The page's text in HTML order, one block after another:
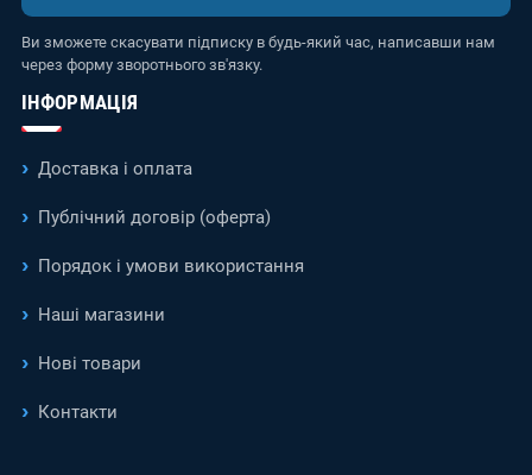
Ви зможете скасувати підписку в будь-який час, написавши нам
через форму зворотнього зв'язку.
ІНФОРМАЦІЯ
Доставка і оплата
Публічний договір (оферта)
Порядок і умови використання
Наші магазини
Нові товари
Контакти